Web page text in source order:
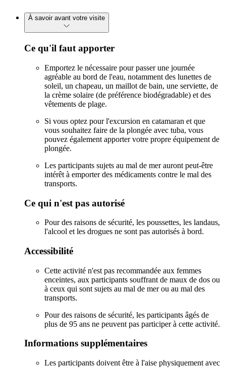
À savoir avant votre visite
Ce qu'il faut apporter
Emportez le nécessaire pour passer une journée
agréable au bord de l'eau, notamment des lunettes de
soleil, un chapeau, un maillot de bain, une serviette, de
la crème solaire (de préférence biodégradable) et des
vêtements de plage.
Si vous optez pour l'excursion en catamaran et que
vous souhaitez faire de la plongée avec tuba, vous
pouvez également apporter votre propre équipement de
plongée.
Les participants sujets au mal de mer auront peut-être
intérêt à emporter des médicaments contre le mal des
transports.
Ce qui n'est pas autorisé
Pour des raisons de sécurité, les poussettes, les landaus,
l'alcool et les drogues ne sont pas autorisés à bord.
Accessibilité
Cette activité n'est pas recommandée aux femmes
enceintes, aux participants souffrant de maux de dos ou
à ceux qui sont sujets au mal de mer ou au mal des
transports.
Pour des raisons de sécurité, les participants âgés de
plus de 95 ans ne peuvent pas participer à cette activité.
Informations supplémentaires
Les participants doivent être à l'aise physiquement avec